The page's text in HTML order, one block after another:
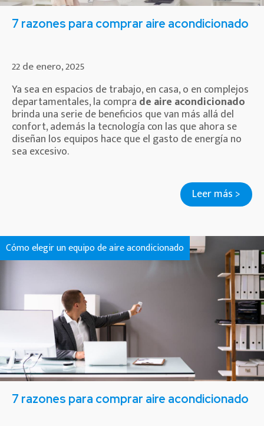
7 razones para comprar aire acondicionado
22 de enero, 2025
Ya sea en espacios de trabajo, en casa, o en complejos
departamentales, la compra de aire acondicionado
brinda una serie de beneficios que van más allá del
confort, además la tecnología con las que ahora se
diseñan los equipos hace que el gasto de energía no
sea excesivo.
Leer más >
Cómo elegir un equipo de aire acondicionado
7 razones para comprar aire acondicionado